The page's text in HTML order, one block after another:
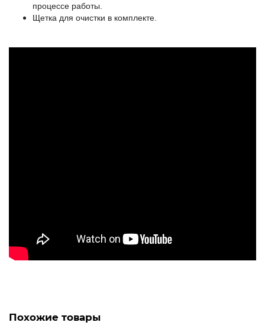
процессе работы.
Щетка для очистки в комплекте.
Похожие товары